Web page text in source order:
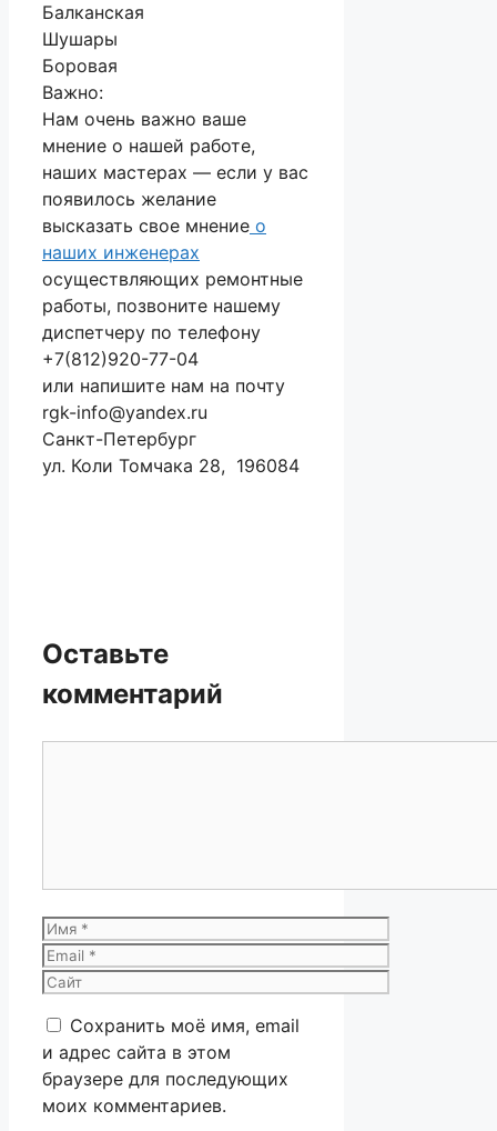
Балканская
Шушары
Боровая
Важно:
Нам очень важно ваше
мнение о нашей работе,
наших мастерах — если у вас
появилось желание
высказать свое мнение о
наших инженерах
осуществляющих ремонтные
работы, позвоните нашему
диспетчеру по телефону
+7(812)920-77-04
или напишите нам на почту
rgk-info@yandex.ru
Санкт-Петербург
ул. Коли Томчака 28, 196084
Оставьте
комментарий
Имя
Email
Сайт
Сохранить моё имя, email
и адрес сайта в этом
браузере для последующих
моих комментариев.